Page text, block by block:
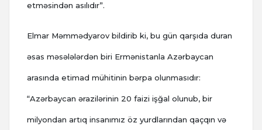
etməsindən asılıdır”.
Elmar Məmmədyarov bildirib ki, bu gün qarşıda duran
əsas məsələlərdən biri Ermənistanla Azərbaycan
arasında etimad mühitinin bərpa olunmasıdır:
“Azərbaycan ərazilərinin 20 faizi işğal olunub, bir
milyondan artıq insanımız öz yurdlarından qaçqın və